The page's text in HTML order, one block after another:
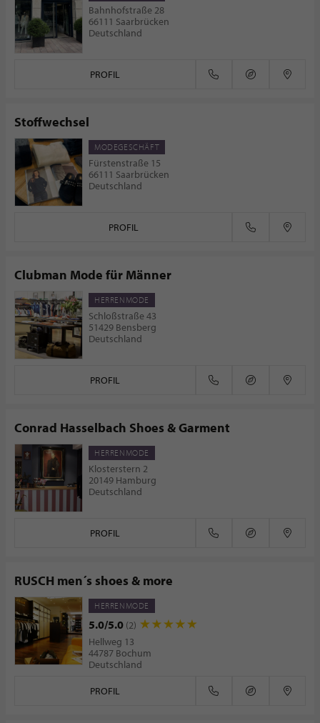
Bahnhofstraße 28
66111 Saarbrücken
Deutschland
PROFIL
Stoffwechsel
MODEGESCHÄFT
Fürstenstraße 15
66111 Saarbrücken
Deutschland
PROFIL
Clubman Mode für Männer
HERRENMODE
Schloßstraße 43
51429 Bensberg
Deutschland
PROFIL
Conrad Hasselbach Shoes & Garment
HERRENMODE
Klosterstern 2
20149 Hamburg
Deutschland
PROFIL
RUSCH men´s shoes & more
HERRENMODE
5.0/5.0 (2)
Hellweg 13
44787 Bochum
Deutschland
PROFIL